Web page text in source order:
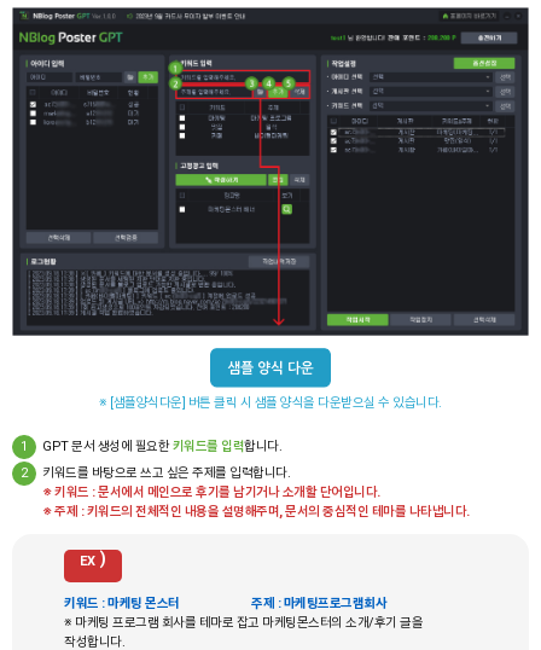
※ [샘플양식다운] 버튼 클릭 시 샘플 양식을 다운받으실 수 있습니다.
1 GPT 문서 생성에 필요한키워드를 입력합니다.
2
키워드를 바탕으로 쓰고 싶은 주제를 입력합니다.
※ 키워드 : 문서에서 메인으로 후기를 남기거나 소개할 단어입니다.
※ 주제 : 키워드의 전체적인 내용을 설명해주며, 문서의 중심적인 테마를 나타냅니다.
EX
키워드 : 마케팅 몬스터
주제 : 마케팅프로그램회사
※ 마케팅 프로그램 회사를 테마로 잡고 마케팅몬스터의 소개/후기 글을
작성합니다.